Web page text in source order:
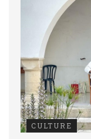
CULTURE